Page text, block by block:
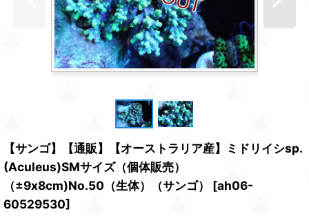
【サンゴ】【通販】【オーストラリア産】ミドリイシsp.
(Aculeus)SMサイズ（個体販売）
（±9x8cm)No.50（生体）（サンゴ）
[ah06-
60529530]